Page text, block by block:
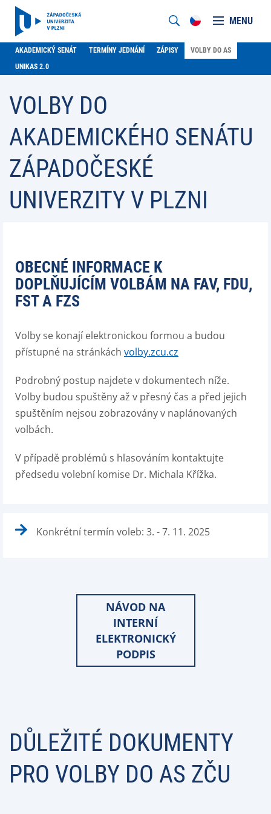
MENU
AKADEMICKÝ SENÁT TERMÍNY JEDNÁNÍ ZÁPISY
VOLBY DO AS
UNIKAS 2.0
VOLBY DO
AKADEMICKÉHO SENÁTU
ZÁPADOČESKÉ
UNIVERZITY V PLZNI
OBECNÉ INFORMACE K
DOPLŇUJÍCÍM VOLBÁM NA FAV, FDU,
FST A FZS
Volby se konají elektronickou formou a budou
přístupné na stránkách volby.zcu.cz
Podrobný postup najdete v dokumentech níže.
Volby budou spuštěny až v přesný čas a před jejich
spuštěním nejsou zobrazovány v naplánovaných
volbách.
V případě problémů s hlasováním kontaktujte
předsedu volební komise Dr. Michala Křížka.
Konkrétní termín voleb: 3. - 7. 11. 2025
NÁVOD NA
INTERNÍ
ELEKTRONICKÝ
PODPIS
DŮLEŽITÉ DOKUMENTY
PRO VOLBY DO AS ZČU